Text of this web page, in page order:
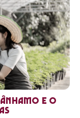
e o